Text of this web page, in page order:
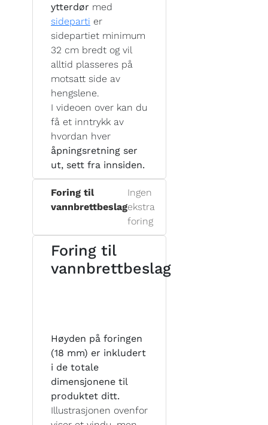
ytterdør med
sideparti er
sidepartiet minimum
32 cm bredt og vil
alltid plasseres på
motsatt side av
hengslene.
I videoen over kan du
få et inntrykk av
hvordan hver
åpningsretning ser
ut, sett fra innsiden.
Foring til
vannbrettbeslag
Ingen
ekstra
foring
Foring til
vannbrettbeslag
Høyden på foringen
(18 mm) er inkludert
i de totale
dimensjonene til
produktet ditt.
Illustrasjonen ovenfor